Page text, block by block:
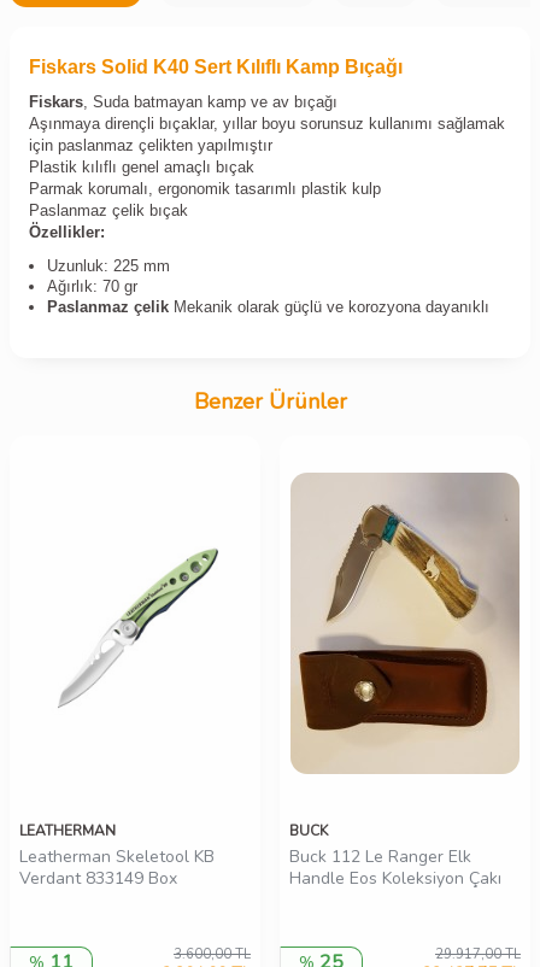
Fiskars Solid K40 Sert Kılıflı Kamp Bıçağı
Fiskars, Suda batmayan kamp ve av bıçağı
Aşınmaya dirençli bıçaklar, yıllar boyu sorunsuz kullanımı sağlamak
için paslanmaz çelikten yapılmıştır
Plastik kılıflı genel amaçlı bıçak
Parmak korumalı, ergonomik tasarımlı plastik kulp
Paslanmaz çelik bıçak
Özellikler:
Uzunluk: 225 mm
Ağırlık: 70 gr
Paslanmaz çelik Mekanik olarak güçlü ve korozyona dayanıklı
Benzer Ürünler
LEATHERMAN
Leatherman Skeletool KB
Verdant 833149 Box
3.600,00TL
BUCK
Buck 112 Le Ranger Elk
Handle Eos Koleksiyon Çakı
29.917,00TL